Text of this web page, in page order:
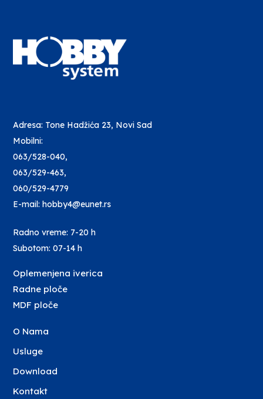
Adresa: Tone Hadžića 23, Novi Sad
Mobilni:
063/528-040,
063/529-463,
060/529-4779
E-mail: hobby4@eunet.rs
Radno vreme: 7-20 h
Subotom: 07-14 h
Oplemenjena iverica
Radne ploče
MDF ploče
O Nama
Usluge
Download
Kontakt